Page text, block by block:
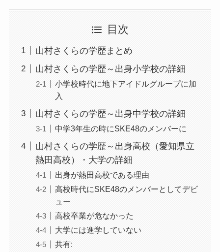
目次
山村さくらの学歴まとめ
山村さくらの学歴～出身小学校の詳細
小学校時代に地下アイドルグループに加
入
山村さくらの学歴～出身中学校の詳細
中学3年生の時にSKE48のメンバーに
山村さくらの学歴～出身高校（愛知県立
熱田高校）・大学の詳細
出身が熱田高校である理由
高校時代にSKE48のメンバーとしてデビ
ュー
高校卒業が危なかった
大学には進学していない
共有: